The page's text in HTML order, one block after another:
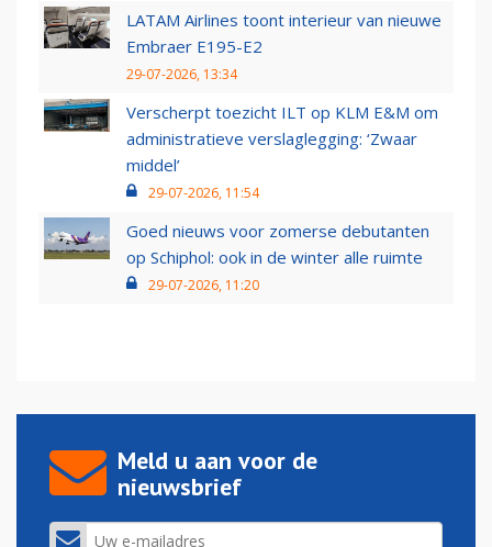
LATAM Airlines toont interieur van nieuwe
Embraer E195-E2
29-07-2026, 13:34
Verscherpt toezicht ILT op KLM E&M om
administratieve verslaglegging: ‘Zwaar
middel’
29-07-2026, 11:54
Goed nieuws voor zomerse debutanten
op Schiphol: ook in de winter alle ruimte
29-07-2026, 11:20
Meld u aan voor de
nieuwsbrief